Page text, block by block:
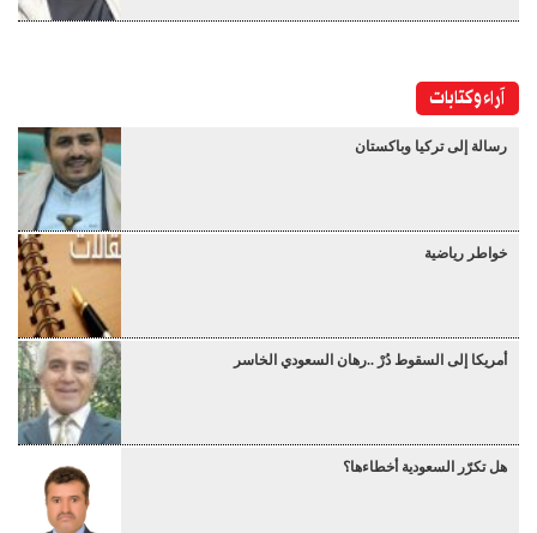
آراء وكتابات
رسالة إلى تركيا وباكستان
خواطر رياضية
أمريكا إلى السقوط دُرْ ..رهان السعودي الخاسر
هل تكرّر السعودية أخطاءها؟